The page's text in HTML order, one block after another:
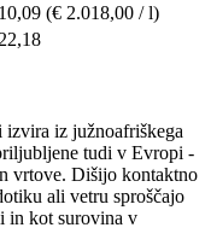
(€ 2.018,00 / l)
izvira iz južnoafriškega
tudi v Evropi -
vrtove. Dišijo kontaktno
ali vetru sproščajo
in kot surovina v